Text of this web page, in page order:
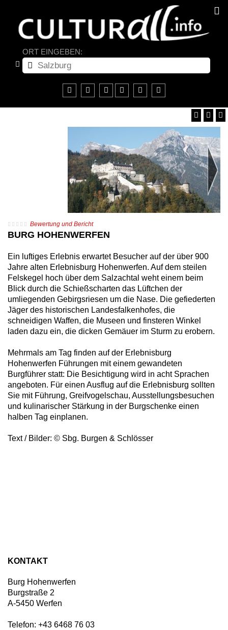
ORT EINGEBEN:
Bewertung und Bericht
BURG HOHENWERFEN
Ein luftiges Erlebnis erwartet Besucher auf der über 900
Jahre alten Erlebnisburg Hohenwerfen. Auf dem steilen
Felskegel hoch über dem Salzachtal weht einem beim
Blick durch die Schießscharten das Lüftchen der
umliegenden Gebirgsriesen um die Nase. Die gefiederten
Jäger des historischen Landesfalkenhofes, die
schneidigen Waffen, die Museen und finsteren Winkel
laden dazu ein, die dicken Gemäuer im Sturm zu erobern.
Mehrmals am Tag finden auf der Erlebnisburg
Hohenwerfen Führungen mit einem gewandeten
Burgführer statt: Die Besichtigung wird in acht Sprachen
angeboten. Für einen Ausflug auf die Erlebnisburg sollten
Sie mit Führung, Greifvogelschau, Ausstellungsbesuchen
und kulinarischer Stärkung in der Burgschenke einen
halben Tag einplanen.
Text / Bilder: © Sbg. Burgen & Schlösser
KONTAKT
Burg Hohenwerfen
Burgstraße 2
A-5450 Werfen
Telefon: +43 6468 76 03